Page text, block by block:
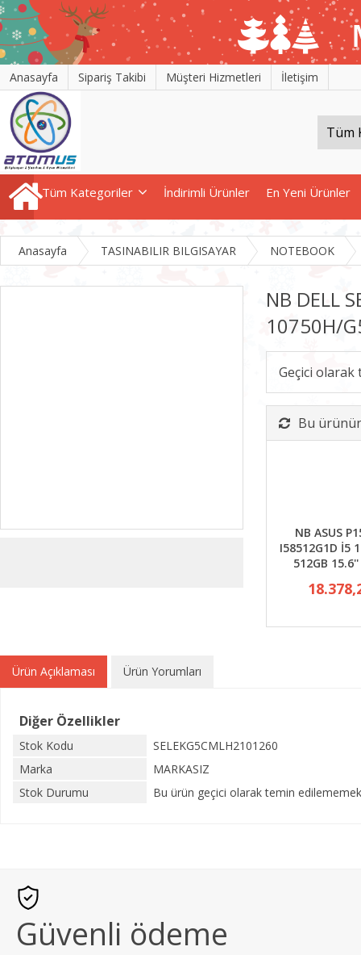
Anasayfa Sipariş Takibi Müşteri Hizmetleri İletişim
Tüm Kategoriler İndirimli Ürünler En Yeni Ürünler
Anasayfa TASINABILIR BILGISAYAR NOTEBOOK
NB DELL
10750H/
Geçici
Bu
NB ASUS
I58512G1D İ5
512GB
Ürün Açıklaması Ürün Yorumları
Diğer Özellikler
Stok Kodu
SELEKG5CMLH2101260
Marka
MARKASIZ
Stok Durumu
Bu ürün geçici olarak temin
Güvenli ödeme